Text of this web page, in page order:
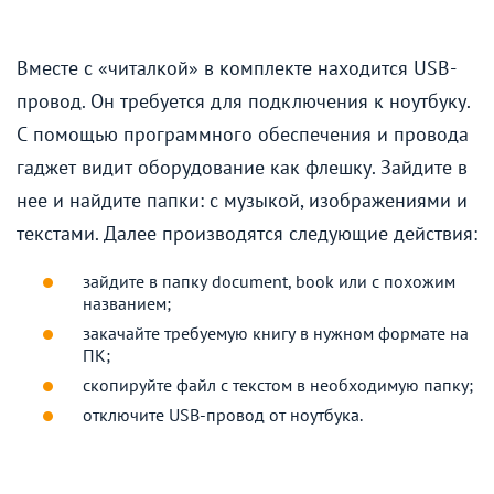
Вместе с «читалкой» в комплекте находится USB-
провод. Он требуется для подключения к ноутбуку.
С помощью программного обеспечения и провода
гаджет видит оборудование как флешку. Зайдите в
нее и найдите папки: с музыкой, изображениями и
текстами. Далее производятся следующие действия:
зайдите в папку document, book или с похожим
названием;
закачайте требуемую книгу в нужном формате на
ПК;
скопируйте файл с текстом в необходимую папку;
отключите USB-провод от ноутбука.